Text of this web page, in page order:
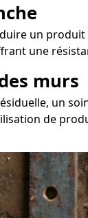
un
une
murs
un
de